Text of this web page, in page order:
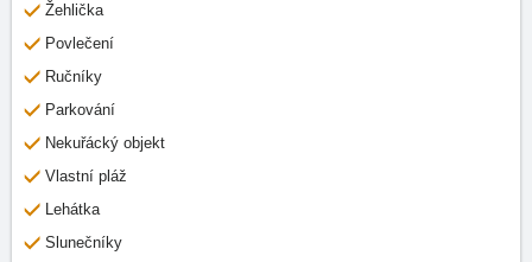
Žehlička
Povlečení
Ručníky
Parkování
Nekuřácký objekt
Vlastní pláž
Lehátka
Slunečníky